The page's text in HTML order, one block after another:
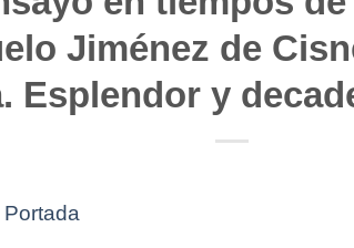
Jiménez de
Esplendor y